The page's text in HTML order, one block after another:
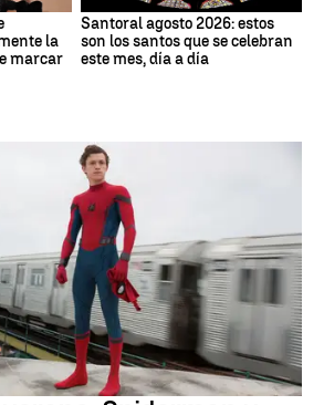
la
marcar
Santoral agosto 2026: estos
son los santos que se celebran
este mes, día a día